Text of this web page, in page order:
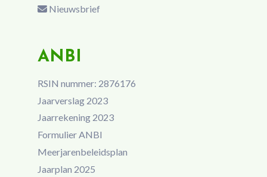
Nieuwsbrief
ANBI
RSIN nummer: 2876176
Jaarverslag 2023
Jaarrekening 2023
Formulier ANBI
Meerjarenbeleidsplan
Jaarplan 2025